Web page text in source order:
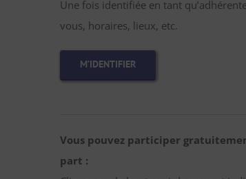
Une fois identifiée en tant
vous, horaires, lieux, etc.
M’IDENTIFIER
Vous pouvez participer
part :